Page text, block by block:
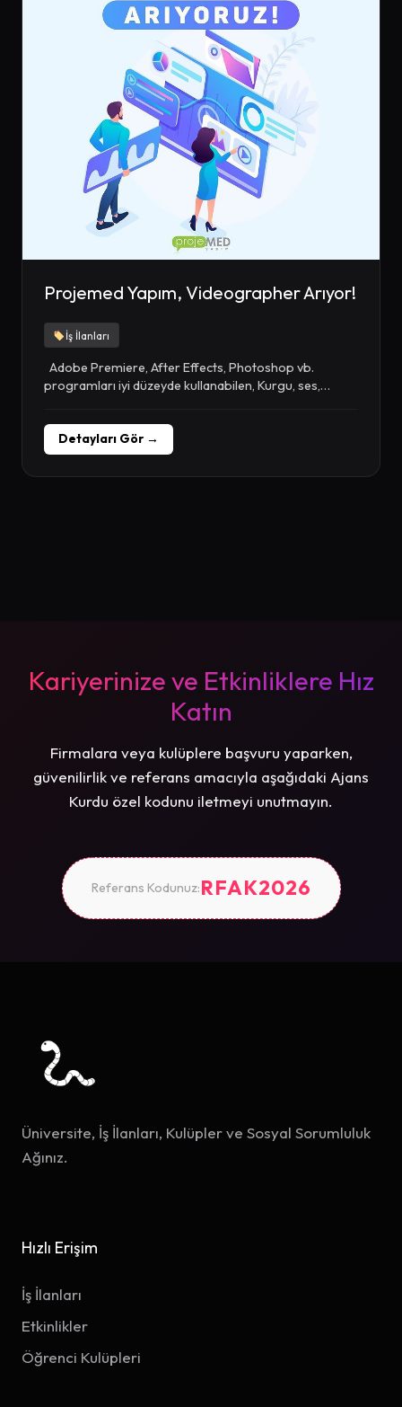
Projemed Yapım, Videographer Arıyor!
İş İlanları
Adobe Premiere, After Effects, Photoshop vb.
programları iyi düzeyde kullanabilen, Kurgu, ses,
Detayları Gör →
Kariyerinize ve Etkinliklere Hız
Katın
Firmalara veya kulüplere başvuru yaparken,
güvenilirlik ve referans amacıyla aşağıdaki Ajans
Kurdu özel kodunu iletmeyi unutmayın.
Referans Kodunuz:RFAK2026
Üniversite, İş İlanları, Kulüpler ve Sosyal Sorumluluk
Ağınız.
Hızlı Erişim
İş İlanları
Etkinlikler
Öğrenci Kulüpleri